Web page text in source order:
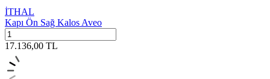
İTHAL
Kapı Ön Sağ Kalos Aveo
17.136,00 TL